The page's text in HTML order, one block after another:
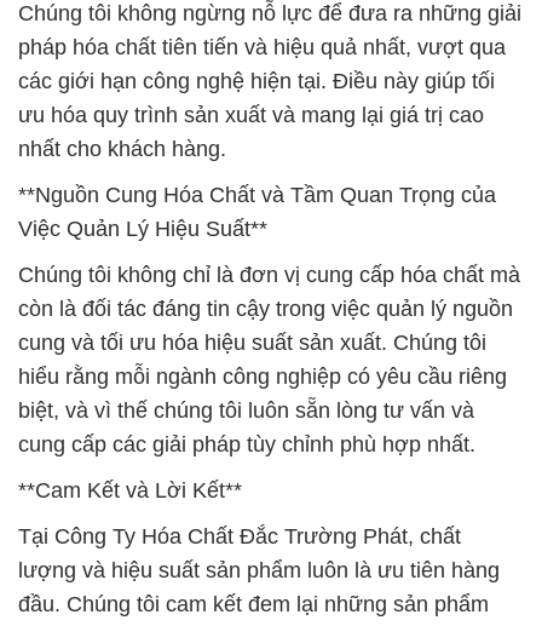
Chúng tôi không ngừng nỗ lực để đưa ra những giải
pháp hóa chất tiên tiến và hiệu quả nhất, vượt qua
các giới hạn công nghệ hiện tại. Điều này giúp tối
ưu hóa quy trình sản xuất và mang lại giá trị cao
nhất cho khách hàng.
**Nguồn Cung Hóa Chất và Tầm Quan Trọng của
Việc Quản Lý Hiệu Suất**
Chúng tôi không chỉ là đơn vị cung cấp hóa chất mà
còn là đối tác đáng tin cậy trong việc quản lý nguồn
cung và tối ưu hóa hiệu suất sản xuất. Chúng tôi
hiểu rằng mỗi ngành công nghiệp có yêu cầu riêng
biệt, và vì thế chúng tôi luôn sẵn lòng tư vấn và
cung cấp các giải pháp tùy chỉnh phù hợp nhất.
**Cam Kết và Lời Kết**
Tại Công Ty Hóa Chất Đắc Trường Phát, chất
lượng và hiệu suất sản phẩm luôn là ưu tiên hàng
đầu. Chúng tôi cam kết đem lại những sản phẩm